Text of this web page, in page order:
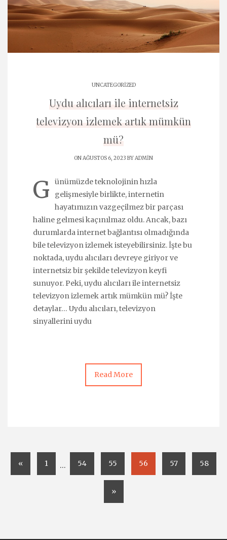
UNCATEGORIZED
Uydu alıcıları ile internetsiz
televizyon izlemek artık mümkün
mü?
ON AĞUSTOS 6, 2023 BYADMIN
G
ünümüzde teknolojinin hızla
gelişmesiyle birlikte, internetin
hayatımızın vazgeçilmez bir parçası
haline gelmesi kaçınılmaz oldu. Ancak, bazı
durumlarda internet bağlantısı olmadığında
bile televizyon izlemek isteyebilirsiniz. İşte bu
noktada, uydu alıcıları devreye giriyor ve
internetsiz bir şekilde televizyon keyfi
sunuyor. Peki, uydu alıcıları ile internetsiz
televizyon izlemek artık mümkün mü? İşte
detaylar… Uydu alıcıları, televizyon
sinyallerini uydu
Read More
« 1 … 54 55 56 57 58
»